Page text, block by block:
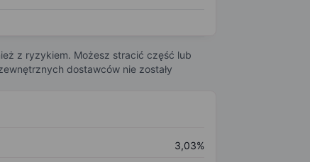
z ryzykiem. Możesz stracić część lub
dostawców nie zostały
3,03%